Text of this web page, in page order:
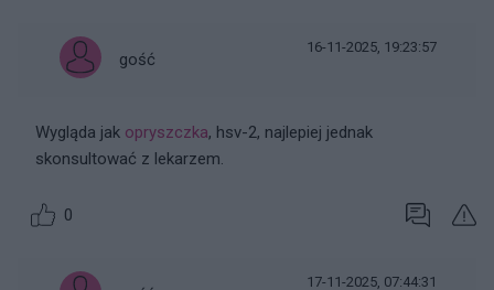
gość
16-11-2025, 19:23:57
Wygląda jak opryszczka, hsv-2, najlepiej jednak
skonsultować z lekarzem.
0
17-11-2025, 07:44:31